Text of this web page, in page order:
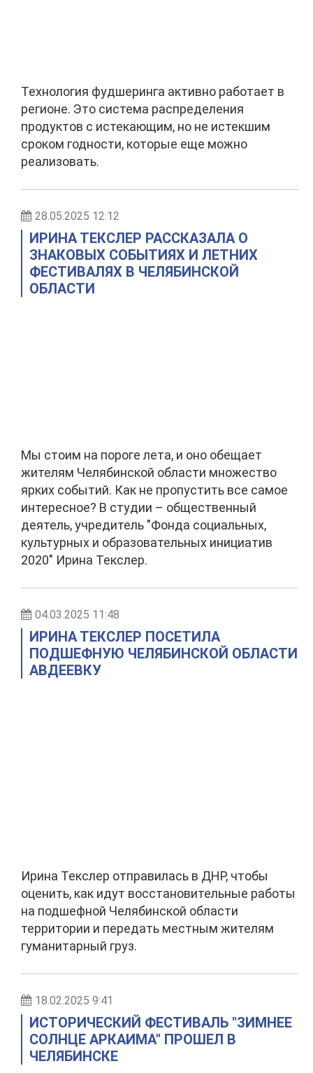
Технология фудшеринга активно работает в
регионе. Это система распределения
продуктов с истекающим, но не истекшим
сроком годности, которые еще можно
реализовать.
28.05.2025 12:12
ИРИНА ТЕКСЛЕР РАССКАЗАЛА О
ЗНАКОВЫХ СОБЫТИЯХ И ЛЕТНИХ
ФЕСТИВАЛЯХ В ЧЕЛЯБИНСКОЙ
ОБЛАСТИ
Мы стоим на пороге лета, и оно обещает
жителям Челябинской области множество
ярких событий. Как не пропустить все самое
интересное? В студии – общественный
деятель, учредитель "Фонда социальных,
культурных и образовательных инициатив
2020" Ирина Текслер.
04.03.2025 11:48
ИРИНА ТЕКСЛЕР ПОСЕТИЛА
ПОДШЕФНУЮ ЧЕЛЯБИНСКОЙ ОБЛАСТИ
АВДЕЕВКУ
Ирина Текслер отправилась в ДНР, чтобы
оценить, как идут восстановительные работы
на подшефной Челябинской области
территории и передать местным жителям
гуманитарный груз.
18.02.2025 9:41
ИСТОРИЧЕСКИЙ ФЕСТИВАЛЬ "ЗИМНЕЕ
СОЛНЦЕ АРКАИМА" ПРОШЕЛ В
ЧЕЛЯБИНСКЕ